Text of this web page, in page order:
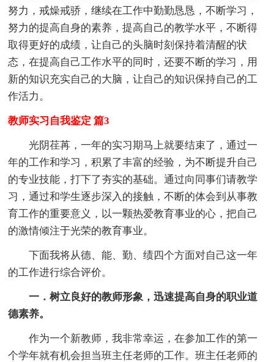
努力，戒燥戒骄，继续在工作中勤勤恳恳，不断学习，
努力的提高自身的素养，提高自己的教学水平，不断得
取得更好的成绩，让自己的头脑时刻保持着清醒的状
态，在提高自己工作水平的同时，还要不断的学习，用
新的知识充实自己的大脑，让自己的知识保持自己的工
作活力。
教师实习自我鉴定 篇3
光阴荏苒，一年的实习期马上就要结束了，通过一
年的工作和学习，积累了丰富的经验，为不断提升自己
的专业技能，打下了夯实的基础。通过向同事们请教学
习，通过和学生逐步深入的接触，不断的体会到从事教
育工作的重要意义，以一颗热爱教育事业的心，把自己
的激情倾注于光荣的教育事业。
下面我将从德、能、勤、绩四个方面对自己这一年
的工作进行综合评价。
一．树立良好的教师形象，迅速提高自身的职业道
德素养。
作为一个新教师，我非常幸运，在参加工作的第一
个学年就有机会担当班主任老师的工作。班主任老师的